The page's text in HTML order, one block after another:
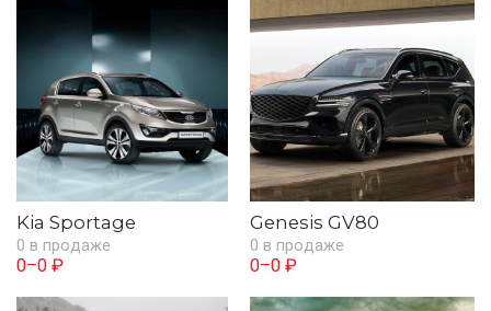
Kia Sportage
0 в продаже
0–0 ₽
Genesis GV80
0 в продаже
0–0 ₽